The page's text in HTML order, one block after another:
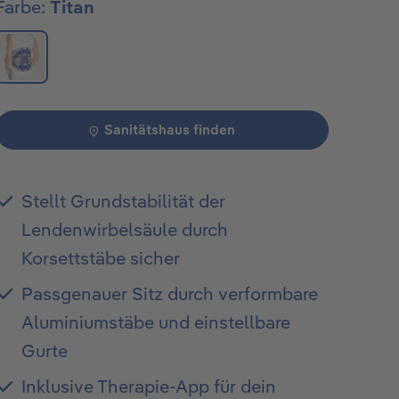
Titan
Sanitätshaus finden
Stellt Grundstabilität der
Lendenwirbelsäule durch
Korsettstäbe sicher
Passgenauer Sitz durch verformbare
Aluminiumstäbe und einstellbare
Gurte
Inklusive Therapie-App für dein